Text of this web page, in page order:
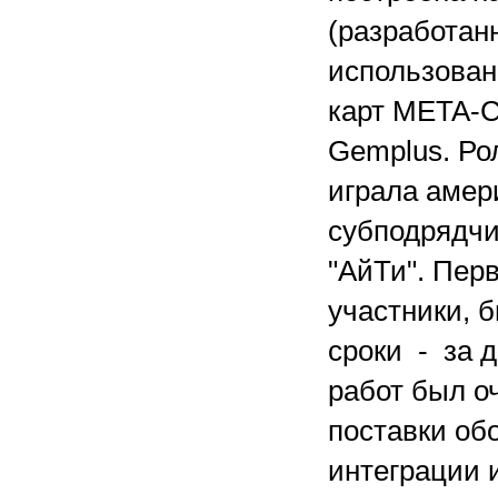
карт META-
Gemplus.
играла
"АйТи".
участники,
сроки - за
работ был
поставки